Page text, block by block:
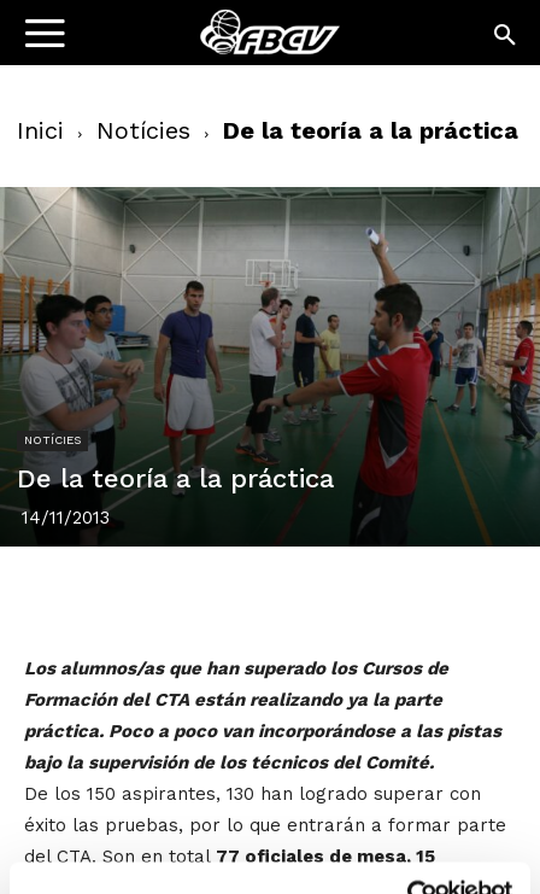
Inici Notícies De la teoría a la práctica
NOTÍCIES
De la teoría a la práctica
14/11/2013
Los alumnos/as que han superado los Cursos de
Formación del CTA están realizando ya la parte
práctica. Poco a poco van incorporándose a las pistas
bajo la supervisión de los técnicos del Comité.
De los 150 aspirantes, 130 han logrado superar con
éxito las pruebas, por lo que entrarán a formar parte
del CTA. Son en total 77 oficiales de mesa, 15